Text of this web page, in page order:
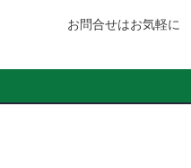
お問合せはお気軽に